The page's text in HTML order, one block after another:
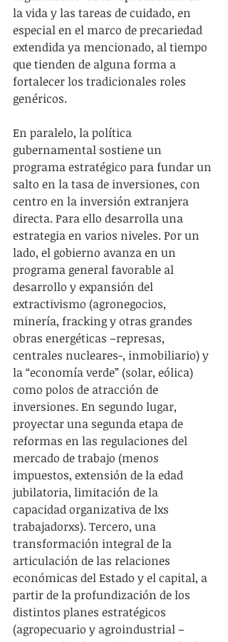
la vida y las tareas de cuidado, en
especial en el marco de precariedad
extendida ya mencionado, al tiempo
que tienden de alguna forma a
fortalecer los tradicionales roles
genéricos.
En paralelo, la política
gubernamental sostiene un
programa estratégico para fundar un
salto en la tasa de inversiones, con
centro en la inversión extranjera
directa. Para ello desarrolla una
estrategia en varios niveles. Por un
lado, el gobierno avanza en un
programa general favorable al
desarrollo y expansión del
extractivismo (agronegocios,
minería, fracking y otras grandes
obras energéticas –represas,
centrales nucleares-, inmobiliario) y
la “economía verde” (solar, eólica)
como polos de atracción de
inversiones. En segundo lugar,
proyectar una segunda etapa de
reformas en las regulaciones del
mercado de trabajo (menos
impuestos, extensión de la edad
jubilatoria, limitación de la
capacidad organizativa de lxs
trabajadorxs). Tercero, una
transformación integral de la
articulación de las relaciones
económicas del Estado y el capital, a
partir de la profundización de los
distintos planes estratégicos
(agropecuario y agroindustrial –